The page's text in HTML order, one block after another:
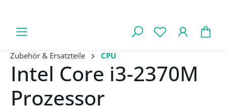
Zubehör & Ersatzteile CPU
Intel Core i3-2370M
Prozessor